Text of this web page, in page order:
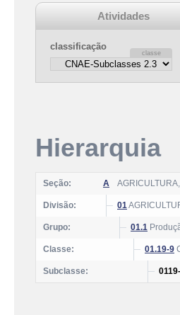
Atividades
classificação
Hierarquia
Seção: A
Divisão: 01
Grupo: 01.1
Classe: 01.19-9
Subclasse: